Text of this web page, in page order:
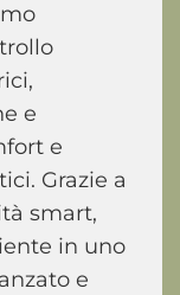
e
e
Grazie a
smart,
in uno
e